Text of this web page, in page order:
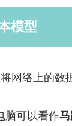
模型
网络上的数
脑可以看作马